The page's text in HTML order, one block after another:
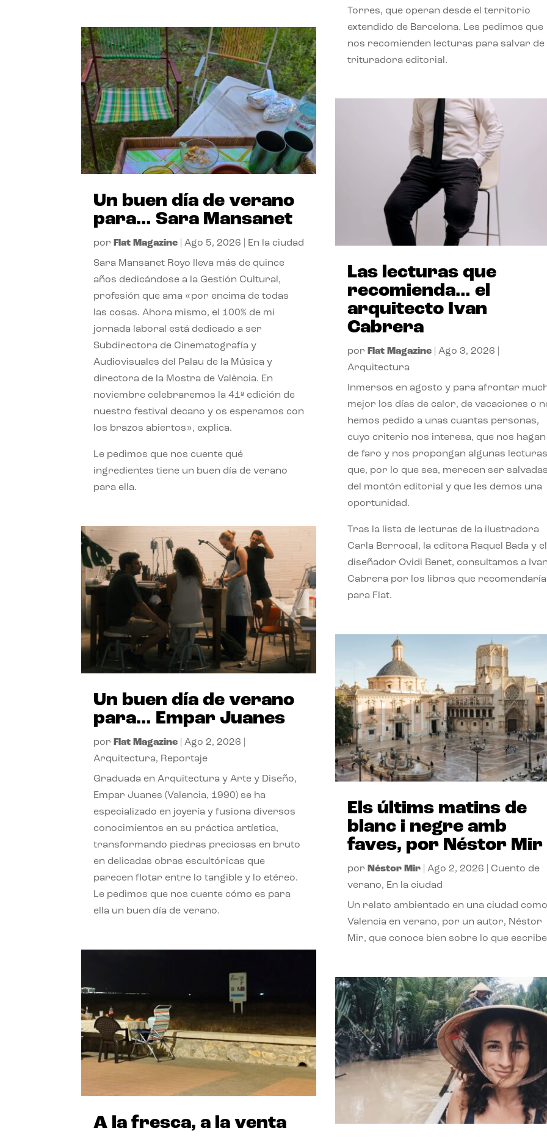
Un buen día de verano
para… Sara Mansanet
por Flat Magazine |Ago 5, 2026 En la ciudad
Sara Mansanet Royo lleva más de quince
años dedicándose a la Gestión Cultural,
profesión que ama «por encima de todas
las cosas. Ahora mismo, el 100% de mi
jornada laboral está dedicado a ser
Subdirectora de Cinematografía y
Audiovisuales del Palau de la Música y
directora de la Mostra de València. En
noviembre celebraremos la 41ª edición de
nuestro festival decano y os esperamos con
los brazos abiertos», explica.
Le pedimos que nos cuente qué
ingredientes tiene un buen día de verano
para ella.
Un buen día de verano
para… Empar Juanes
por Flat Magazine |Ago 2, 2026
Arquitectura, Reportaje
Graduada en Arquitectura y Arte y Diseño,
Empar Juanes (Valencia, 1990) se ha
especializado en joyería y fusiona diversos
conocimientos en su práctica artística,
transformando piedras preciosas en bruto
en delicadas obras escultóricas que
parecen flotar entre lo tangible y lo etéreo.
Le pedimos que nos cuente cómo es para
ella un buen día de verano.
A la fresca, a la venta
Torres, que operan desde el territorio
extendido de Barcelona. Les pedimos que
nos recomienden lecturas para salvar de
trituradora editorial.
Las lecturas que
recomienda… el
arquitecto Ivan
Cabrera
por Flat Magazine| Ago 3, 2026
Arquitectura
Inmersos en agosto y para afrontar
mejor los días de calor, de vacaciones o
hemos pedido a unas cuantas personas,
cuyo criterio nos interesa, que nos hagan
de faro y nos propongan algunas lecturas
que, por lo que sea, merecen ser
del montón editorial y que les demos una
oportunidad.
Tras la lista de lecturas de la ilustradora
Carla Berrocal, la editora Raquel Bada y el
diseñador Ovidi Benet, consultamos a
Cabrera por los libros que recomendaría
para Flat.
Els últims matins de
blanc i negre amb
faves, por Néstor Mir
por Néstor Mir| Ago 2, 2026
Cuento de
verano, En la ciudad
Un relato ambientado en una ciudad como
Valencia en verano, por un autor, Néstor
Mir, que conoce bien sobre lo que